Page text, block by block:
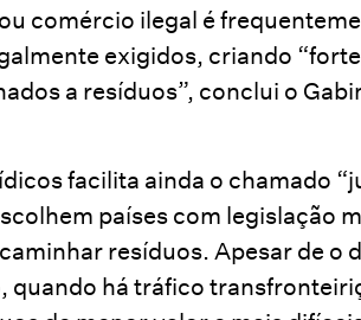
comércio ilegal é
exigidos, criando
a resíduos”, conclui o
facilita ainda o chamado
países com legislação
resíduos. Apesar de o
quando há tráfico